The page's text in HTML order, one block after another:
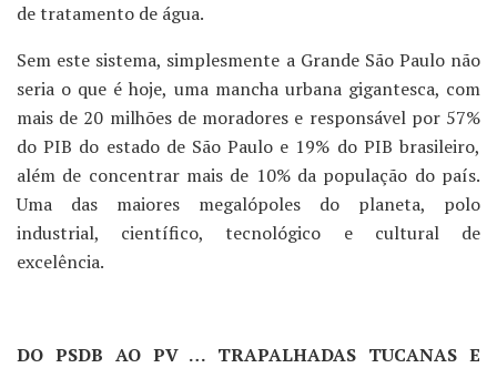
de tratamento de água.
Sem este sistema, simplesmente a Grande São Paulo não
seria o que é hoje, uma mancha urbana gigantesca, com
mais de 20 milhões de moradores e responsável por 57%
do PIB do estado de São Paulo e 19% do PIB brasileiro,
além de concentrar mais de 10% da população do país.
Uma das maiores megalópoles do planeta, polo
industrial, científico, tecnológico e cultural de
excelência.
DO PSDB AO PV … TRAPALHADAS TUCANAS E